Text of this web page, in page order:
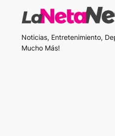
Noticias, Entretenimiento,
Mucho Más!